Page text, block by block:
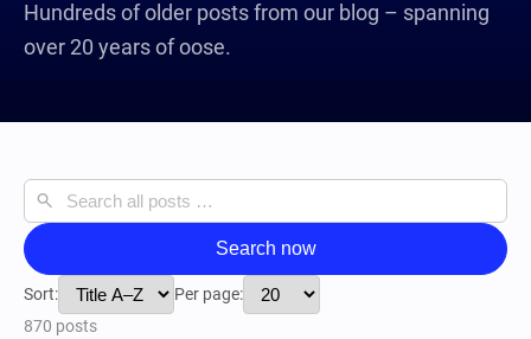
Hundreds of older posts from our blog – spanning
over 20 years of oose.
search
Search now
Sort:
Per page:
870 posts